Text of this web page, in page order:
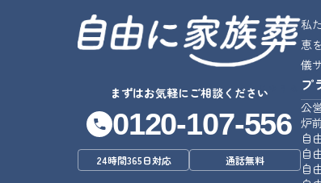
まずはお気軽にご相談くださいじゆうな
0120-107-556
24時間365日対応 通話無料
私
恵
儀
プ
公
炉
自
自
自